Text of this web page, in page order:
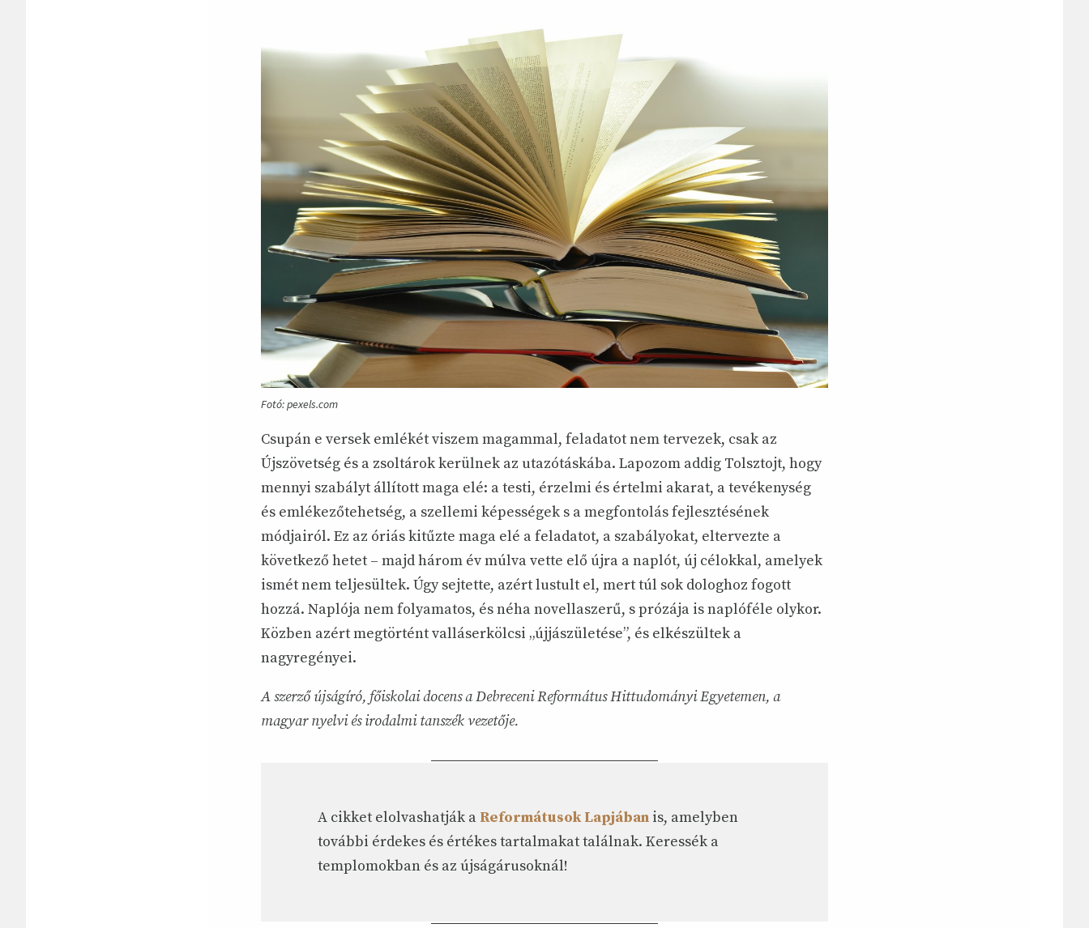
Fotó: pexels.com
Csupán e versek emlékét viszem magammal, feladatot nem tervezek, csak az
Újszövetség és a zsoltárok kerülnek az utazótáskába. Lapozom addig Tolsztojt, hogy
mennyi szabályt állított maga elé: a testi, érzelmi és értelmi akarat, a tevékenység
és emlékezőtehetség, a szellemi képességek s a megfontolás fejlesztésének
módjairól. Ez az óriás kitűzte maga elé a feladatot, a szabályokat, eltervezte a
következő hetet – majd három év múlva vette elő újra a naplót, új célokkal, amelyek
ismét nem teljesültek. Úgy sejtette, azért lustult el, mert túl sok dologhoz fogott
hozzá. Naplója nem folyamatos, és néha novellaszerű, s prózája is naplóféle olykor.
Közben azért megtörtént valláserkölcsi „újjászületése”, és elkészültek a
nagyregényei.
A szerző újságíró, főiskolai docens a Debreceni Református Hittudományi Egyetemen, a
magyar nyelvi és irodalmi tanszék vezetője.
A cikket elolvashatják a Reformátusok Lapjában is, amelyben
további érdekes és értékes tartalmakat találnak. Keressék a
templomokban és az újságárusoknál!